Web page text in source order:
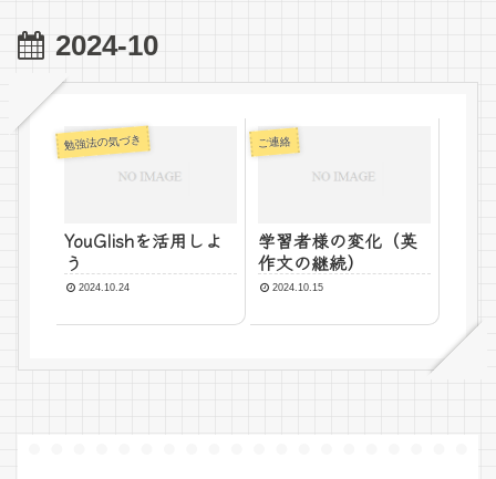
2024-10
勉強法の気づき
YouGlishを活用しよ
う
2024.10.24
ご連絡
学習者様の変化（英
作文の継続）
2024.10.15